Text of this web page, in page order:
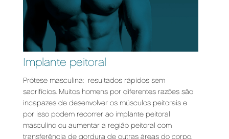
Implante peitoral
Prótese masculina: resultados rápidos sem
sacrifícios. Muitos homens por diferentes razões são
incapazes de desenvolver os músculos peitorais e
por isso podem recorrer ao implante peitoral
masculino ou aumentar a região peitoral com
transferência de gordura de outras áreas do corpo.